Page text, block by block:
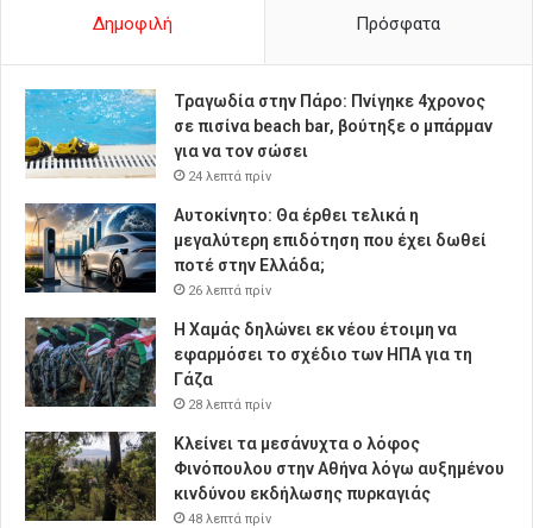
Δημοφιλή Πρόσφατα
Τραγωδία στην Πάρο: Πνίγηκε 4χρονος
σε πισίνα beach bar, βούτηξε ο μπάρμαν
για να τον σώσει
24 λεπτά πρίν
Αυτοκίνητο: Θα έρθει τελικά η
μεγαλύτερη επιδότηση που έχει δωθεί
ποτέ στην Ελλάδα;
26 λεπτά πρίν
Η Χαμάς δηλώνει εκ νέου έτοιμη να
εφαρμόσει το σχέδιο των ΗΠΑ για τη
Γάζα
28 λεπτά πρίν
Κλείνει τα μεσάνυχτα ο λόφος
Φινόπουλου στην Αθήνα λόγω αυξημένου
κινδύνου εκδήλωσης πυρκαγιάς
48 λεπτά πρίν